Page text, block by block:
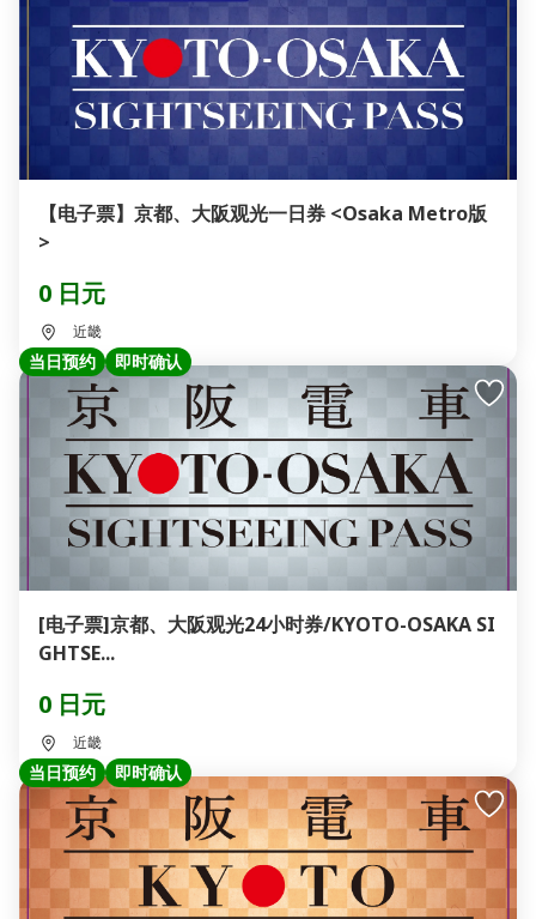
【电子票】京都、大阪观光一日券 <Osaka Metro版
>
0 日元
近畿
当日预约 即时确认
[电子票]京都、大阪观光24小时券/KYOTO-OSAKA SI
GHTSE...
0 日元
近畿
当日预约 即时确认